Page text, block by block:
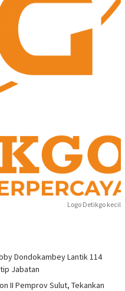
Logo Detikgo kecil
Dondokambey Lantik 114
Jabatan
II Pemprov Sulut, Tekankan